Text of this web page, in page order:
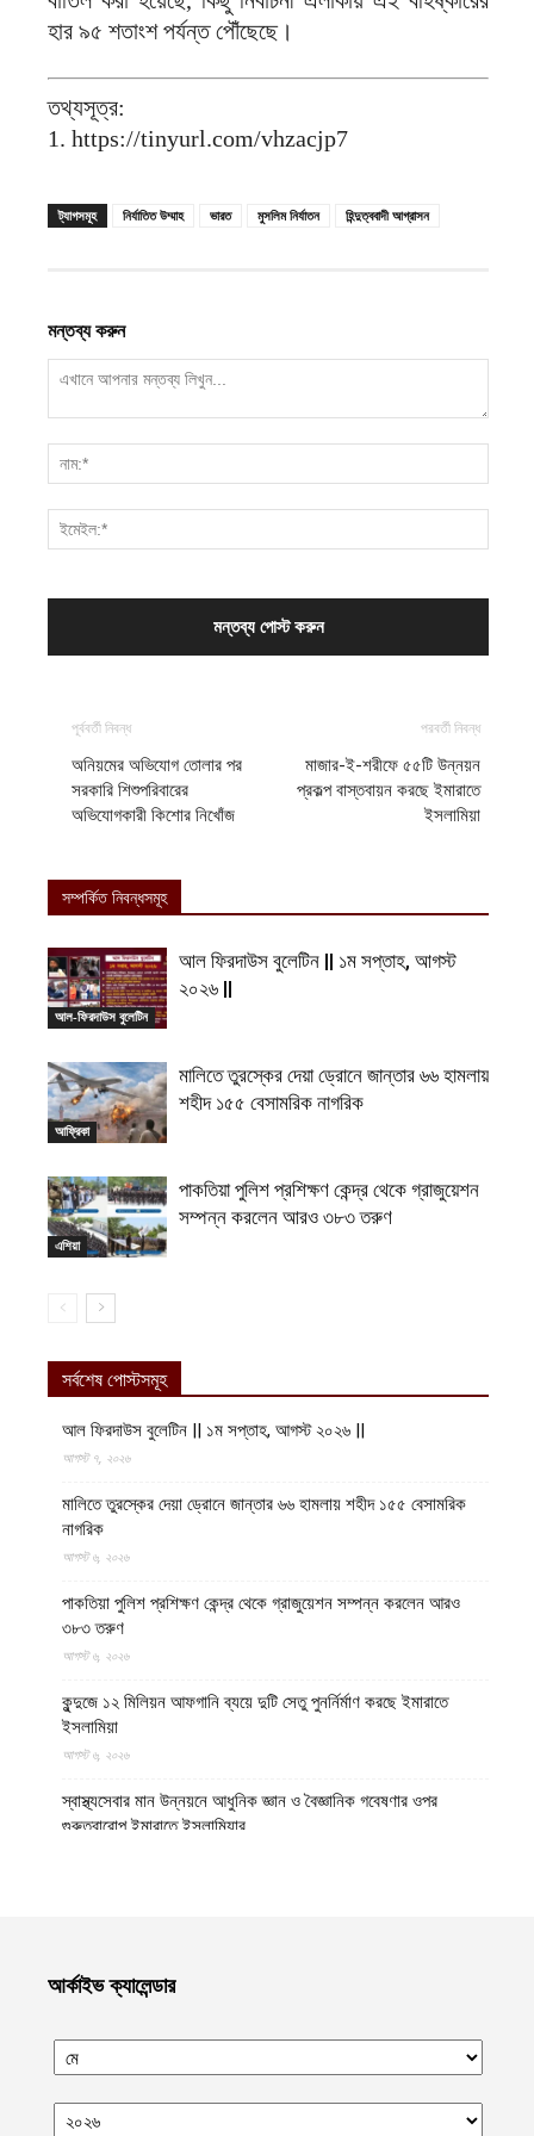
হার ৯৫ শতাংশ পর্যন্ত পৌঁছেছে।
তথ্যসূত্র:
1. https://tinyurl.com/vhzacjp7
ট্যাগসমূহ নির্যাতিত উম্মাহ ভারত মুসলিম নির্যাতন হিন্দুত্ববাদী আগ্রাসন
মন্তব্য করুন
পূর্ববর্তী নিবন্ধ
অনিয়মের অভিযোগ তোলার পর
সরকারি শিশুপরিবারের
অভিযোগকারী কিশোর নিখোঁজ
পরবর্তী নিবন্ধ
মাজার-ই-শরীফে ৫৫টি উন্নয়ন
প্রকল্প বাস্তবায়ন করছে ইমারাতে
ইসলামিয়া
সম্পর্কিত নিবন্ধসমূহ
আল-ফিরদাউস বুলেটিন
আল ফিরদাউস বুলেটিন || ১ম সপ্তাহ, আগস্ট
২০২৬ ||
আফ্রিকা
মালিতে তুরস্কের দেয়া ড্রোনে জান্তার ৬৬ হামলায়
শহীদ ১৫৫ বেসামরিক নাগরিক
এশিয়া
পাকতিয়া পুলিশ প্রশিক্ষণ কেন্দ্র থেকে গ্রাজুয়েশন
সম্পন্ন করলেন আরও ৩৮৩ তরুণ
সর্বশেষ পোস্টসমূহ
আল ফিরদাউস বুলেটিন || ১ম সপ্তাহ, আগস্ট ২০২৬ ||
আগস্ট ৭, ২০২৬
মালিতে তুরস্কের দেয়া ড্রোনে জান্তার ৬৬ হামলায় শহীদ ১৫৫ বেসামরিক
নাগরিক
আগস্ট ৬, ২০২৬
পাকতিয়া পুলিশ প্রশিক্ষণ কেন্দ্র থেকে গ্রাজুয়েশন সম্পন্ন করলেন আরও
৩৮৩ তরুণ
আগস্ট ৬, ২০২৬
কুন্দুজে ১২ মিলিয়ন আফগানি ব্যয়ে দুটি সেতু পুনর্নির্মাণ করছে ইমারাতে
ইসলামিয়া
আগস্ট ৬, ২০২৬
স্বাস্থ্যসেবার মান উন্নয়নে আধুনিক জ্ঞান ও বৈজ্ঞানিক গবেষণার ওপর
গুরুত্বারোপ ইমারাতে ইসলামিয়ার
ভিডিও || আফগানিস্তানের কুনার প্রদেশে গত বছরের ভূমিকম্পে ক্ষতিগ্রস্ত
ইসলামিয়া
আগস্ট ৬, ২০২৬
ভারত, পাকিস্তান ও বাংলাদেশের মাদ্রাসাগুলোতে সন্ত্রাসবাদ তৈরি হচ্ছে বলে
আর্কাইভ ক্যালেন্ডার